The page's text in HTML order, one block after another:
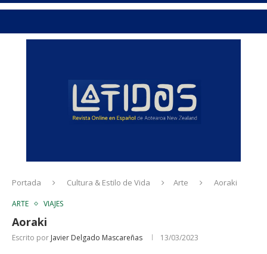
Portada Cultura & Estilo de Vida Arte Aoraki
ARTE VIAJES
Aoraki
Escrito por Javier Delgado Mascareñas 13/03/2023